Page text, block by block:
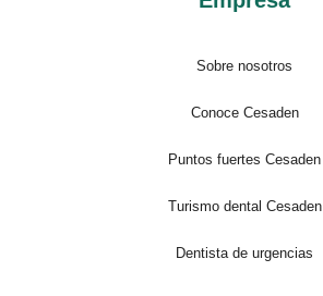
Sobre nosotros
Conoce Cesaden
Puntos fuertes Cesaden
Turismo dental Cesaden
Dentista de urgencias